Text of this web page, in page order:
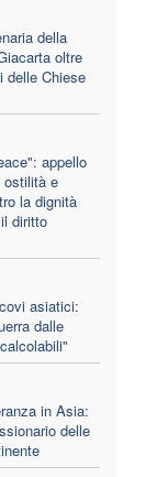
della
oltre
delle Chiese
appello
e
la dignità
diritto
asiatici:
dalle
in Asia:
delle